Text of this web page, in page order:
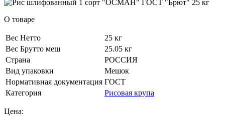
О товаре
Вес Нетто
25 кг
Вес Брутто меш
25.05 кг
Страна
РОССИЯ
Вид упаковки
Мешок
Нормативная документация ГОСТ
Категория
Рисовая крупа
Цена: